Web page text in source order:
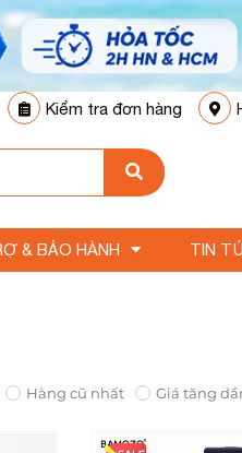
Kiểm tra đơn hàng
& BẢO HÀNH TIN
Hàng cũ nhất Giá tăng